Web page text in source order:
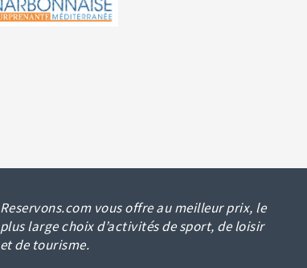
Reservons.com vous offre au meilleur prix, le
plus large choix d’activités de sport, de loisir
et de tourisme.